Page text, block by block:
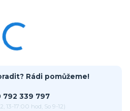
Rádi pomůžeme!
792 339 797
13-17:00 hod, So 9-12)